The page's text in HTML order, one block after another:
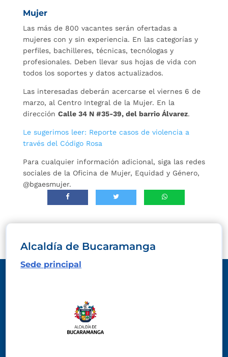
Mujer
Las más de 800 vacantes serán ofertadas a
mujeres con y sin experiencia. En las categorías y
perfiles, bachilleres, técnicas, tecnólogas y
profesionales. Deben llevar sus hojas de vida con
todos los soportes y datos actualizados.
Las interesadas deberán acercarse el viernes 6 de
marzo, al Centro Integral de la Mujer. En la
dirección Calle 34 N #35-39, del barrio Álvarez.
Le sugerimos leer: Reporte casos de violencia a
través del Código Rosa
Para cualquier información adicional, siga las redes
sociales de la Oficina de Mujer, Equidad y Género,
@bgaesmujer.
Alcaldía de Bucaramanga
Sede principal